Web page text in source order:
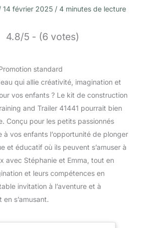
14 février 2025 / 4 minutes de lecture
4.8/5 - (6 votes)
qui allie créativité, imagination et
vos enfants ? Le kit de construction
and Trailer 41441 pourrait bien
Conçu pour les petits passionnés
à vos enfants l’opportunité de plonger
et éducatif où ils peuvent s’amuser à
avec Stéphanie et Emma, tout en
et leurs compétences en
invitation à l’aventure et à
en s’amusant.